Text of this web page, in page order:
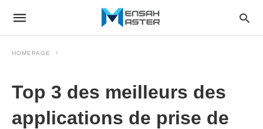
HOMEPAGE
Top 3 des meilleurs des
applications de prise de